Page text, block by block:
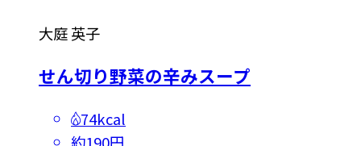
大庭 英子
せん切り野菜の辛みスープ
74kcal